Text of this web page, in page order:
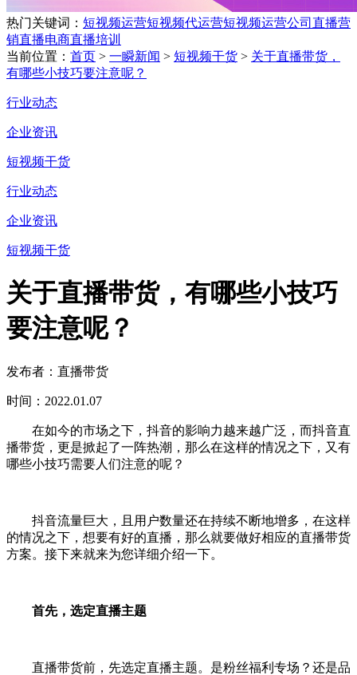
热门关键词： 短视频运营短视频代运营短视频运营公司 直播营
销直播电商直播培训
当前位置： 首页 > 一瞬新闻 > 短视频干货 > 关于直播带货，
有哪些小技巧要注意呢？
行业动态
企业资讯
短视频干货
行业动态
企业资讯
短视频干货
关于直播带货，有哪些小技巧
要注意呢？
发布者：直播带货
时间：2022.01.07
在如今的市场之下，抖音的影响力越来越广泛，而抖音直
播带货，更是掀起了一阵热潮，那么在这样的情况之下，又有
哪些小技巧需要人们注意的呢？
抖音流量巨大，且用户数量还在持续不断地增多，在这样
的情况之下，想要有好的直播，那么就要做好相应的直播带货
方案。接下来就来为您详细介绍一下。
首先，选定直播主题
直播带货前，先选定直播主题。是粉丝福利专场？还是品